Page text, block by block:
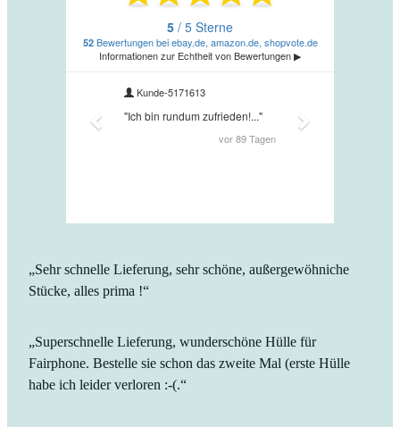
„Sehr schnelle Lieferung, sehr schöne, außergewöhniche
Stücke, alles prima !“
„Superschnelle Lieferung, wunderschöne Hülle für
Fairphone. Bestelle sie schon das zweite Mal (erste Hülle
habe ich leider verloren :-(.“